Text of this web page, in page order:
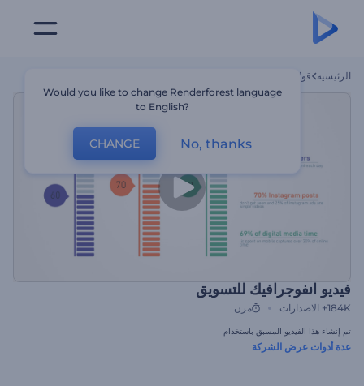
الرئيسية قوالب
فيديو انفوجرافيك للتسويق
184K+ الاصدارات مرن
تم إنشاء هذا الفيديو المسبق باستخدام
عدة أدوات عرض الشركة
Would you like to change Renderforest language
to English?
CHANGE No, thanks